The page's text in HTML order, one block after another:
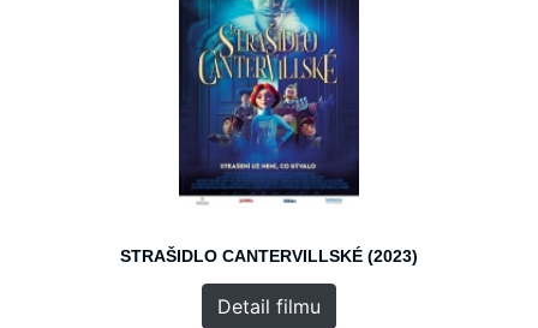
STRAŠIDLO CANTERVILLSKÉ (2023)
Detail filmu